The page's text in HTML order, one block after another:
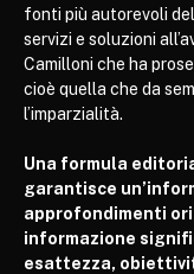
fonti più autorevoli
servizi e soluzioni
Camilloni che ha
cioè quella che da
l’imparzialità.
Una formula
garantisce
approfondimenti
informazione
esattezza,